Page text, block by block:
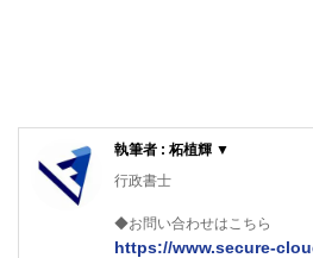
執筆者 : 柘植輝 ▼
行政書士
◆お問い合わせはこちら
https://www.secure-